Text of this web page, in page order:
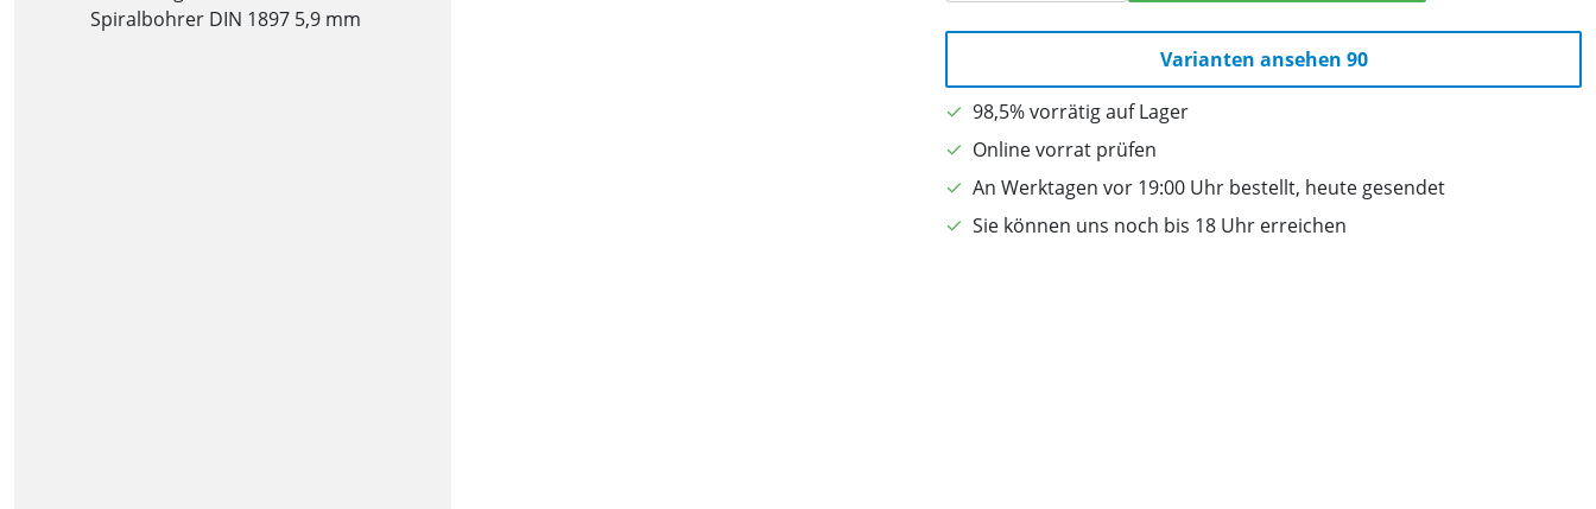
Varianten ansehen 90
98,5% vorrätig auf Lager
Online vorrat prüfen
An Werktagen vor 19:00 Uhr bestellt, heute gesendet
Sie können uns noch bis 18 Uhr erreichen